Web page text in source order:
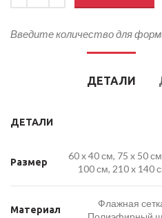
Введите количество для
ДЕТАЛИ
ДЕТАЛИ
Размер
60 x 40 см, 75 x 50
100 см, 210 x 140
Материал
Флажная